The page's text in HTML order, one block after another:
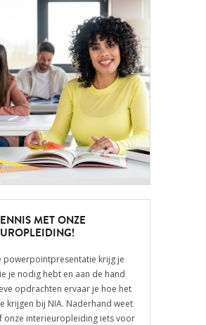
MET ONZE
powerpointpresentatie krijg je
je nodig hebt en aan de hand
opdrachten ervaar je hoe het
krijgen bij NIA. Naderhand weet
onze interieuropleiding iets voor